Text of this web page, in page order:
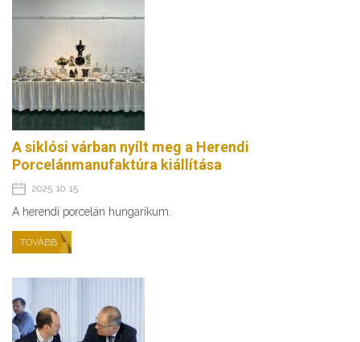
A siklósi várban nyílt meg a Herendi
Porcelánmanufaktúra kiállítása
2025. 10. 15.
A herendi porcelán hungarikum.
TOVÁBB